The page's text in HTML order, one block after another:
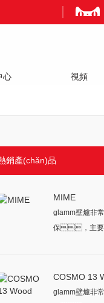
心 視頻
銷產(chǎn)品
MIME
glamm壁爐非
保，主要
COSMO 13
glamm壁爐非